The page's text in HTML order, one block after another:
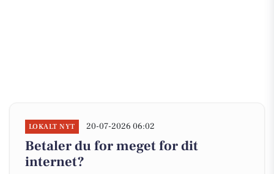
LOKALT NYT 20-07-2026 06:02
Betaler du for meget for dit
internet?